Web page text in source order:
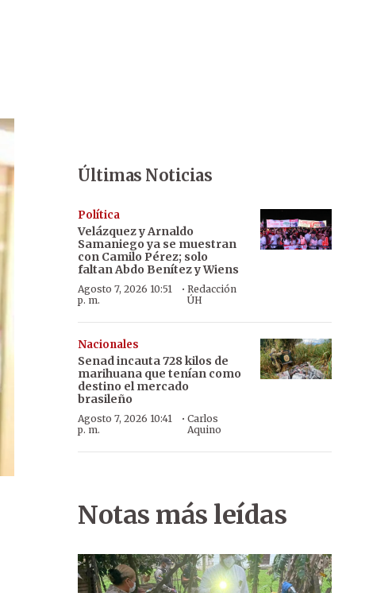
Últimas Noticias
Política
Velázquez y Arnaldo
Samaniego ya se muestran
con Camilo Pérez; solo
faltan Abdo Benítez y Wiens
Agosto 7, 2026 10:51
p. m.
·Redacción
ÚH
Nacionales
Senad incauta 728 kilos de
marihuana que tenían como
destino el mercado
brasileño
Agosto 7, 2026 10:41
p. m.
· Carlos
Aquino
Notas más leídas